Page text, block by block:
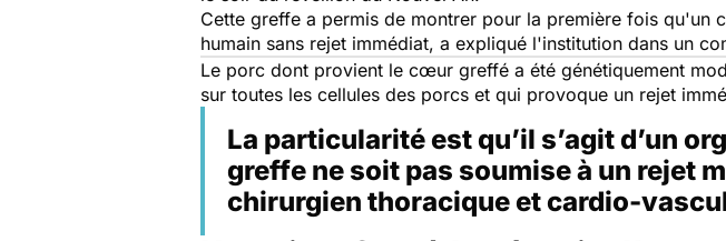
Cette greffe a permis de montrer pour la première fois qu'un c
humain sans rejet immédiat, a expliqué l'institution dans un
Le porc dont provient le cœur greffé a été génétiquement
sur toutes les cellules des porcs et qui provoque un rejet
La particularité est qu’il s’agit d’un
greffe ne soit pas soumise à un rejet
chirurgien thoracique et cardio-